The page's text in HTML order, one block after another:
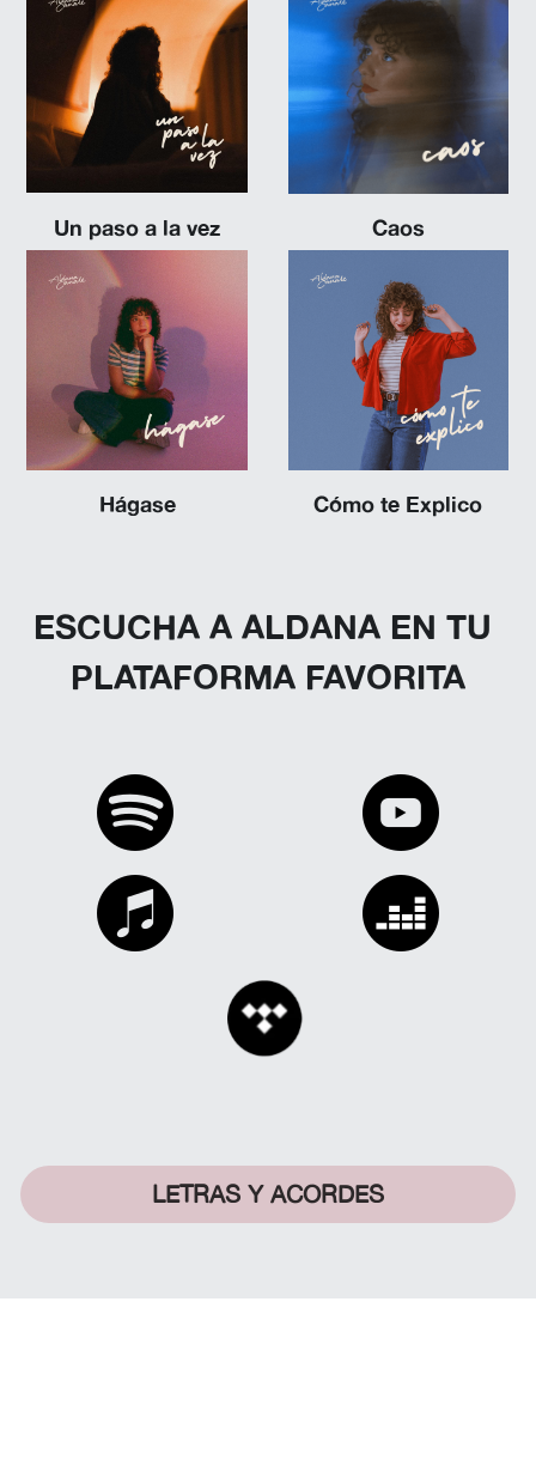
Un paso a la vez Caos
Hágase Cómo te Explico
ESCUCHA A ALDANA EN TU
PLATAFORMA FAVORITA
LETRAS Y ACORDES